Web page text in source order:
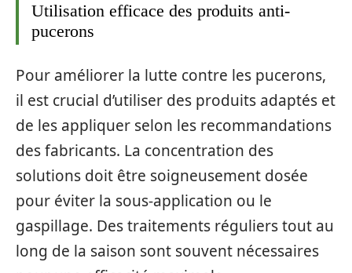
Utilisation efficace des produits anti-
pucerons
Pour améliorer la lutte contre les pucerons,
il est crucial d’utiliser des produits adaptés et
de les appliquer selon les recommandations
des fabricants. La concentration des
solutions doit être soigneusement dosée
pour éviter la sous-application ou le
gaspillage. Des traitements réguliers tout au
long de la saison sont souvent nécessaires